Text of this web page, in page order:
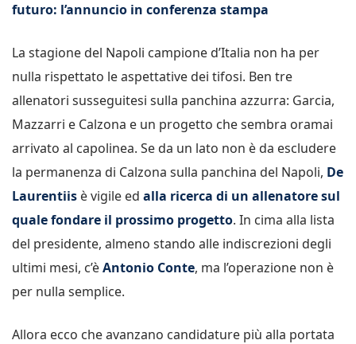
futuro: l’annuncio in conferenza stampa
La stagione del Napoli campione d’Italia non ha per
nulla rispettato le aspettative dei tifosi. Ben tre
allenatori susseguitesi sulla panchina azzurra: Garcia,
Mazzarri e Calzona e un progetto che sembra oramai
arrivato al capolinea. Se da un lato non è da escludere
la permanenza di Calzona sulla panchina del Napoli, De
Laurentiis è vigile ed alla ricerca di un allenatore sul
quale fondare il prossimo progetto. In cima alla lista
del presidente, almeno stando alle indiscrezioni degli
ultimi mesi, c’èAntonio Conte, ma l’operazione non è
per nulla semplice.
Allora ecco che avanzano candidature più alla portata